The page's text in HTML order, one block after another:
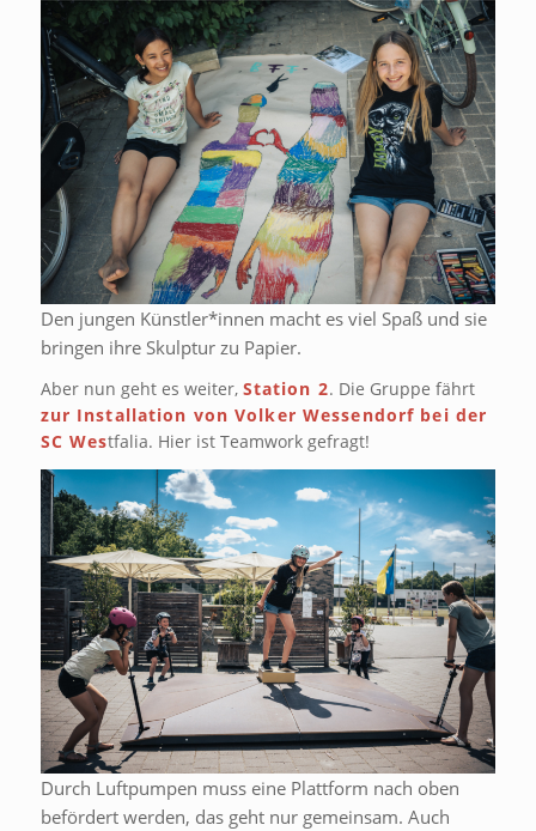
Den jungen Künstler*innen macht es viel Spaß und sie
bringen ihre Skulptur zu Papier.
Aber nun geht es weiter, Station 2. Die Gruppe fährt
zur Installation von Volker Wessendorf bei der
SC Westfalia. Hier ist Teamwork gefragt!
Durch Luftpumpen muss eine Plattform nach oben
befördert werden, das geht nur gemeinsam. Auch